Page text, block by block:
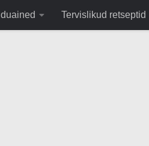
Tervislikud retseptid